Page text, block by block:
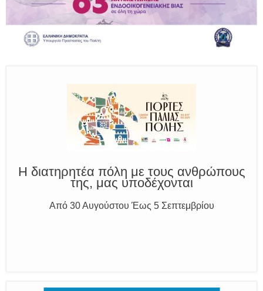
Καλούμε Άμεσα την Πυροσβεστική στο 199 ή στο 112
και δίνουμε σαφείς πληροφορίες